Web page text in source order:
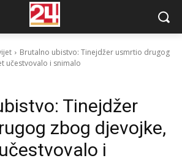
Brutalno ubistvo: Tinejdžer usmrtio drugog
učestvovalo i snimalo
Tinejdžer
zbog djevojke,
i